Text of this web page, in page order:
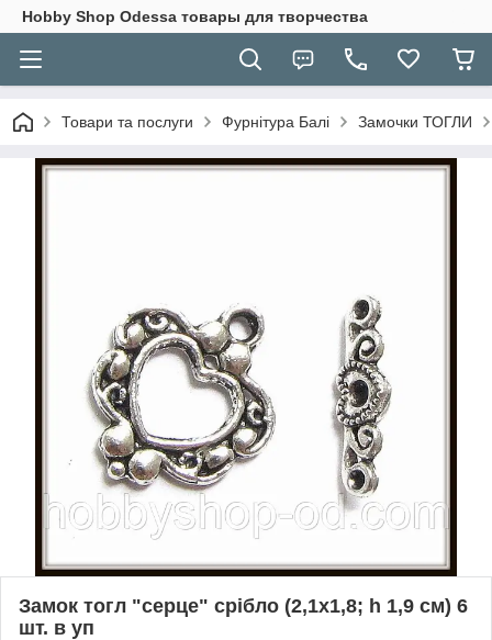
Hobbу Shop Odessa товары для творчества
Товари та послуги Фурнітура Балі Замочки ТОГЛИ
Замок тогл "серце" срібло (2,1х1,8; h 1,9 см) 6
шт. в уп